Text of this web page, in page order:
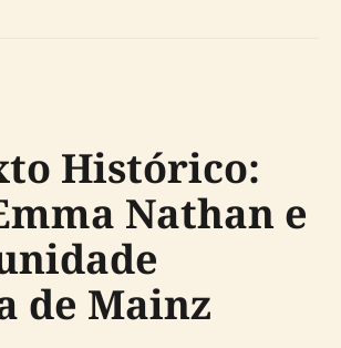
Histórico:
Nathan e
de Mainz